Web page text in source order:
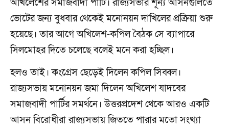
অখিলেশের সমাজবাদী পার্টি। রাজ্যসভার শূন্য আসনগুলিতে
ভোটের জন্য বুধবার থেকেই মনোনয়ন দাখিলের প্রক্রিয়া শুরু
হয়েছে। তার আগে অখিলেশ-কপিল বৈঠক সে ব্যাপারে
সিলমোহর দিতে চলেছে বলেই মনে করা হচ্ছিল।
হলও তাই। কংগ্রেস ছেড়েই দিলেন কপিল সিব্বল।
রাজ্যসভায় মনোনয়ন জমা দিলেন অখিলেশ যাদবের
সমাজবাদী পার্টির সমর্থনে। উত্তরপ্রদেশ থেকে আরও একটি
আসন বিরোধীরা রাজ্যসভায় জিততে পারার মতো সংখ্যা